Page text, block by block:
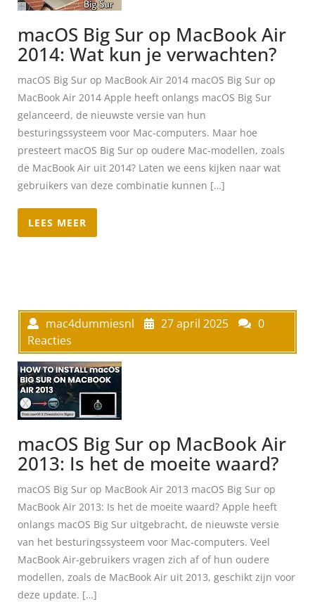
macOS Big Sur op MacBook Air
2014: Wat kun je verwachten?
macOS Big Sur op MacBook Air 2014 macOS Big Sur op
MacBook Air 2014 Apple heeft onlangs macOS Big Sur
gelanceerd, de nieuwste versie van hun
besturingssysteem voor Mac-computers. Maar hoe
presteert macOS Big Sur op oudere Mac-modellen, zoals
de MacBook Air uit 2014? Laten we eens kijken naar wat
gebruikers van deze combinatie kunnen […]
LEES MEER
mac4dummiesnl 27 april 2025
0
Reacties
macOS Big Sur op MacBook Air
2013: Is het de moeite waard?
macOS Big Sur op MacBook Air 2013 macOS Big Sur op
MacBook Air 2013: Is het de moeite waard? Apple heeft
onlangs macOS Big Sur uitgebracht, de nieuwste versie
van het besturingssysteem voor Mac-computers. Veel
MacBook Air-gebruikers vragen zich af of hun oudere
modellen, zoals de MacBook Air uit 2013, geschikt zijn voor
deze update. […]